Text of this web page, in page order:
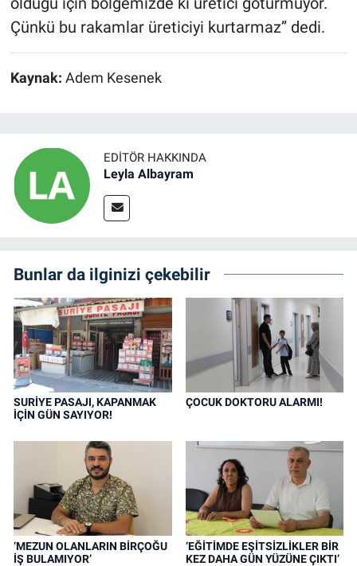
Çünkü bu rakamlar üreticiyi kurtarmaz’’ dedi.
Kaynak: Adem Kesenek
EDITÖR HAKKINDA
Leyla Albayram
Bunlar da ilginizi çekebilir
SURİYE PASAJI, KAPANMAK
İÇİN GÜN SAYIYOR!
ÇOCUK DOKTORU ALARMI!
‘MEZUN OLANLARIN BİRÇOĞU
İŞ BULAMIYOR’
‘EĞİTİMDE EŞİTSİZLİKLER BİR
KEZ DAHA GÜN YÜZÜNE ÇIKTI’